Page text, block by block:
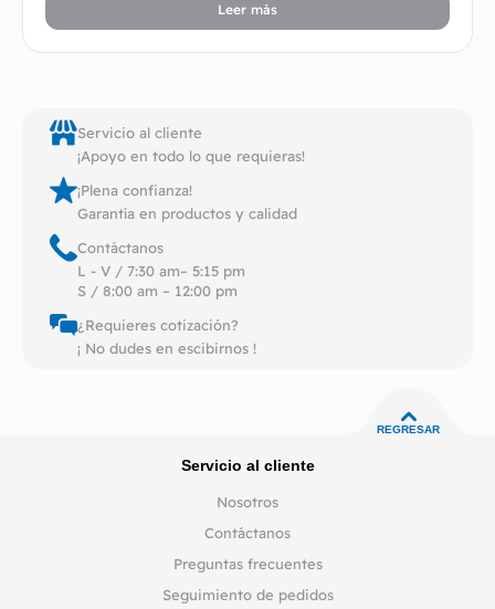
Leer más
Servicio al cliente
¡Apoyo en todo lo que requieras!
¡Plena confianza!
Garantía en productos y calidad
Contáctanos
L - V / 7:30 am– 5:15 pm
S / 8:00 am – 12:00 pm
¿Requieres cotización?
¡ No dudes en escibirnos !
REGRESAR
Servicio al cliente
Nosotros
Contáctanos
Preguntas frecuentes
Seguimiento de pedidos